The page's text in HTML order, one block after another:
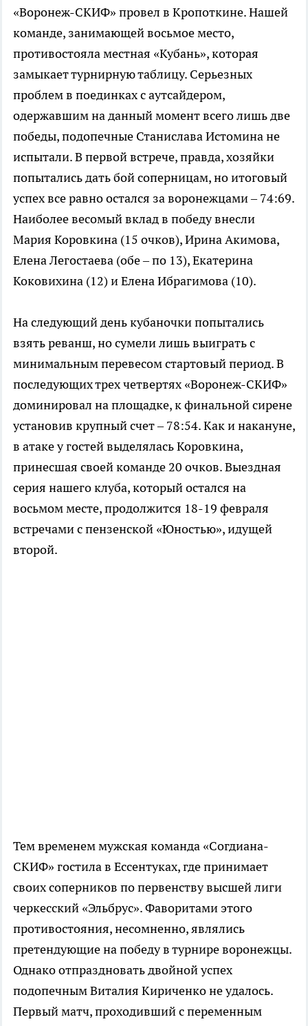
«Воронеж-СКИФ» провел в Кропоткине. Нашей
команде, занимающей восьмое место,
противостояла местная «Кубань», которая
замыкает турнирную таблицу. Серьезных
проблем в поединках с аутсайдером,
одержавшим на данный момент всего лишь две
победы, подопечные Станислава Истомина не
испытали. В первой встрече, правда, хозяйки
попытались дать бой соперницам, но итоговый
успех все равно остался за воронежцами – 74:69.
Наиболее весомый вклад в победу внесли
Мария Коровкина (15 очков), Ирина Акимова,
Елена Легостаева (обе – по 13), Екатерина
Коковихина (12) и Елена Ибрагимова (10).
На следующий день кубаночки попытались
взять реванш, но сумели лишь выиграть с
минимальным перевесом стартовый период. В
последующих трех четвертях «Воронеж-СКИФ»
доминировал на площадке, к финальной сирене
установив крупный счет – 78:54. Как и накануне,
в атаке у гостей выделялась Коровкина,
принесшая своей команде 20 очков. Выездная
серия нашего клуба, который остался на
восьмом месте, продолжится 18-19 февраля
встречами с пензенской «Юностью», идущей
второй.
Тем временем мужская команда «Согдиана-
СКИФ» гостила в Ессентуках, где принимает
своих соперников по первенству высшей лиги
черкесский «Эльбрус». Фаворитами этого
противостояния, несомненно, являлись
претендующие на победу в турнире воронежцы.
Однако отпраздновать двойной успех
подопечным Виталия Кириченко не удалось.
Первый матч, проходивший с переменным